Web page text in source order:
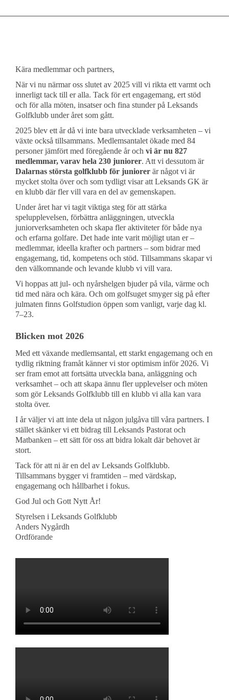
Kära medlemmar och partners,
När vi nu närmar oss slutet av 2025 vill vi rikta ett varmt och
innerligt tack till er alla. Tack för ert engagemang, ert stöd
och för alla möten, insatser och fina stunder på Leksands
Golfklubb under året som gått.
2025 blev ett år då vi inte bara utvecklade verksamheten – vi
växte också tillsammans. Medlemsantalet ökade med 84
personer jämfört med föregående år och vi är nu 827
medlemmar, varav hela 230 juniorer. Att vi dessutom är
Dalarnas största golfklubb för juniorer är något vi är
mycket stolta över och som tydligt visar att Leksands GK är
en klubb där fler vill vara en del av gemenskapen.
Under året har vi tagit viktiga steg för att stärka
spelupplevelsen, förbättra anläggningen, utveckla
juniorverksamheten och skapa fler aktiviteter för både nya
och erfarna golfare. Det hade inte varit möjligt utan er –
medlemmar, ideella krafter och partners – som bidrar med
engagemang, tid, kompetens och stöd. Tillsammans skapar vi
den välkomnande och levande klubb vi vill vara.
Vi hoppas att jul- och nyårshelgen bjuder på vila, värme och
tid med nära och kära. Och om golfsuget smyger sig på efter
julmaten finns Golfstudion öppen som vanligt, varje dag kl.
7–23.
Blicken mot 2026
Med ett växande medlemsantal, ett starkt engagemang och en
tydlig riktning framåt känner vi stor optimism inför 2026. Vi
ser fram emot att fortsätta utveckla bana, anläggning och
verksamhet – och att skapa ännu fler upplevelser och möten
som gör Leksands Golfklubb till en klubb vi alla kan vara
stolta över.
I år väljer vi att inte dela ut någon julgåva till våra partners. I
stället skänker vi ett bidrag till Leksands Pastorat och
Matbanken – ett sätt för oss att bidra lokalt där behovet är
stort.
Tack för att ni är en del av Leksands Golfklubb.
Tillsammans bygger vi framtiden – med värdskap,
engagemang och hållbarhet i fokus.
God Jul och Gott Nytt År!
Styrelsen i Leksands Golfklubb
Anders Nygårdh
Ordförande